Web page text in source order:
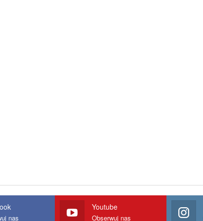
nas
Youtube
Obserwuj nas